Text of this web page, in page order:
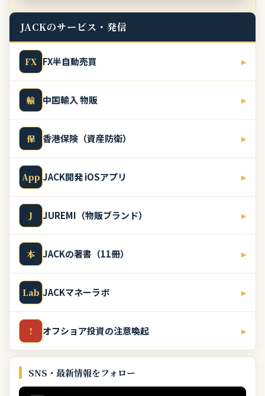
JACKのサービス・発信
FX FX半自動売買 ▸
輸 中国輸入 物販 ▸
保 香港保険（資産防衛） ▸
App JACK開発 iOSアプリ ▸
J JUREMI（物販ブランド） ▸
本 JACKの著書（11冊） ▸
Lab JACKマネーラボ ▸
! オフショア投資の注意喚起 ▸
SNS・最新情報をフォロー